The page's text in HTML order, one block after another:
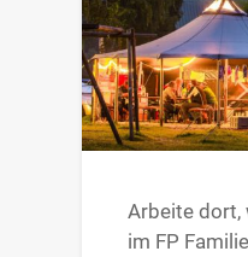
Arbeite dort,
im FP